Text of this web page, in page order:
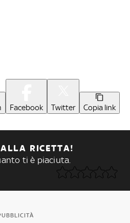
Facebook Twitter Copia link
RICETTA!
ti è piaciuta.